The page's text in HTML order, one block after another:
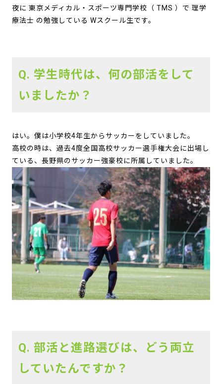
夜に 東京メディカル・スポーツ専門学校（ TMS ）で 理学
療法士 の勉強している Wスクール生です。
Q. 学生時代は、何の部活をして
いましたか？
はい。僕は小学校4年生からサッカーをしていました。
高校の時は、過去4度全国高校サッカー選手権大会に出場し
ている、長野県のサッカー強豪校に所属していました。
Q. 部活と進路選びは、どう両立
していたんですか？